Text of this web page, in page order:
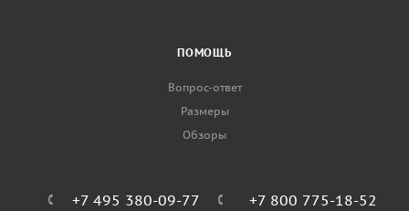
ПОМОЩЬ
Вопрос-ответ
Размеры
Обзоры
+7 495 380-09-77 +7 800 775-18-52